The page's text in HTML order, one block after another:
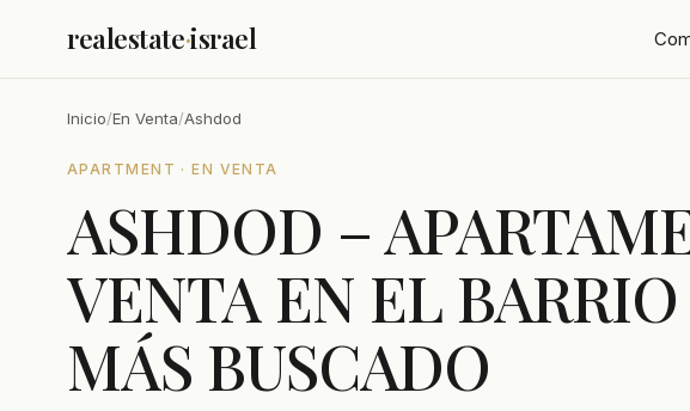
realestate·israel
Inicio/En Venta/Ashdod
APARTMENT · EN VENTA
ASHDOD –
VENTA EN EL
MÁS BUSCADO